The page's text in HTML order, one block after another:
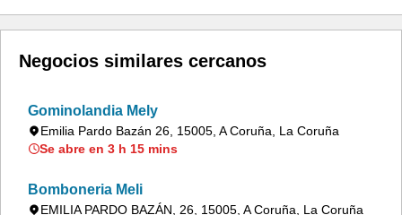
Negocios similares cercanos
Gominolandia Mely
Emilia Pardo Bazán 26, 15005, A Coruña, La Coruña
Se abre en 3 h 15 mins
Bomboneria Meli
EMILIA PARDO BAZÁN, 26, 15005, A Coruña, La Coruña